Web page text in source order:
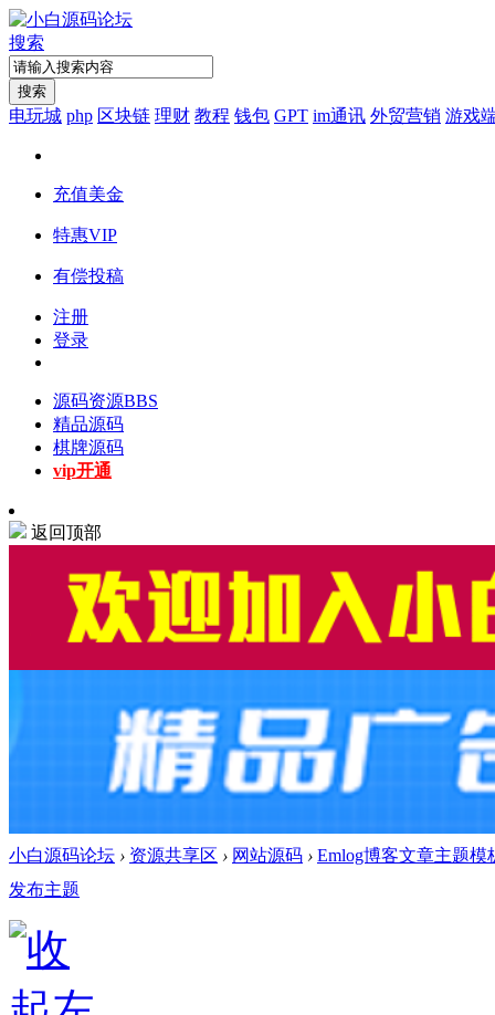
搜索
搜索
电玩城 php 区块链 理财 教程 钱包 GPT im通讯 外贸营销 游戏
充值美金
特惠VIP
有偿投稿
注册
登录
源码资源BBS
精品源码
棋牌源码
vip开通
返回顶部
小白源码论坛 › 资源共享区 › 网站源码 › Emlog博客文章主题模
发布主题